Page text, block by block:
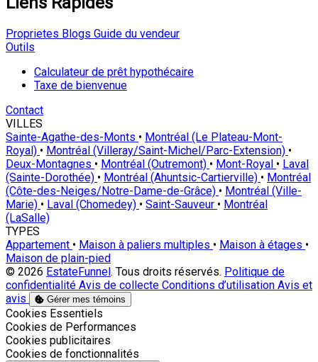
Proprietes Blogs Guide du vendeur
Outils
Calculateur de prêt hypothécaire
Taxe de bienvenue
Contact
VILLES
Sainte-Agathe-des-Monts • Montréal (Le Plateau-Mont-
Royal) • Montréal (Villeray/Saint-Michel/Parc-Extension) •
Deux-Montagnes • Montréal (Outremont) • Mont-Royal • Laval
(Sainte-Dorothée) • Montréal (Ahuntsic-Cartierville) • Montréal
(Côte-des-Neiges/Notre-Dame-de-Grâce) • Montréal (Ville-
Marie) • Laval (Chomedey) • Saint-Sauveur • Montréal
(LaSalle)
TYPES
Appartement • Maison à paliers multiples • Maison à étages •
Maison de plain-pied
© 2026 EstateFunnel . Tous droits réservés. Politique de
confidentialité Avis de collecte Conditions d’utilisation Avis et
avis
Gérer mes témoins
Activer
Cookies Essentiels
Activer
Cookies de Performances
Activer
Cookies publicitaires
Activer
Cookies de fonctionnalités